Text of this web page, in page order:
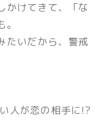
かけてきて、「な
たいだから、警戒
が恋の相手に!?